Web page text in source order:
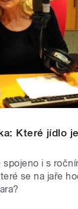
Které jídlo
spojeno i s
se na jaře